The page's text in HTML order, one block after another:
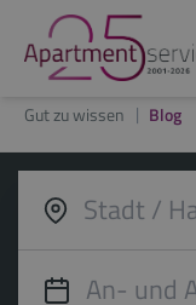
Gut zu wissen Blog